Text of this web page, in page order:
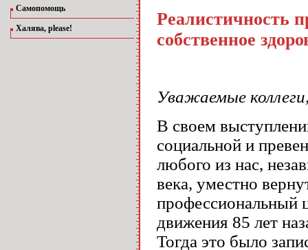
Самопомощь
Халява, please!
Реалистичность
собственное
Уважаемые
В своем
социальной и
любого из нас,
века, уместно
профессиональный
движения 85 лет
Тогда это было